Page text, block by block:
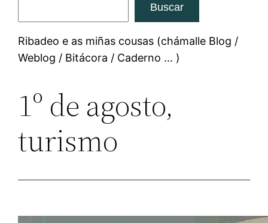
Buscar
Ribadeo e as miñas cousas (chámalle Blog /
Weblog / Bitácora / Caderno … )
1º de agosto,
turismo